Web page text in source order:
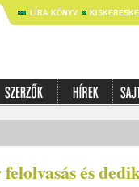
LÍRA KÖNYV
és